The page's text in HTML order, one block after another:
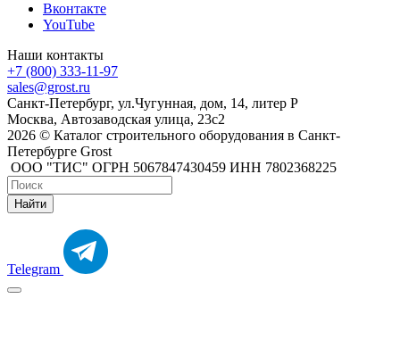
Вконтакте
YouTube
Наши контакты
+7 (800) 333-11-97
sales@grost.ru
Санкт-Петербург, ул.Чугунная, дом, 14, литер Р
Москва, Автозаводская улица, 23с2
2026 © Каталог строительного оборудования в Санкт-
Петербурге Grost
ООО "ТИС" ОГРН 5067847430459 ИНН 7802368225
Найти
Telegram